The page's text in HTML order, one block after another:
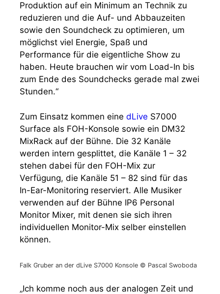
Produktion auf ein Minimum an Technik zu
reduzieren und die Auf- und Abbauzeiten
sowie den Soundcheck zu optimieren, um
möglichst viel Energie, Spaß und
Performance für die eigentliche Show zu
haben. Heute brauchen wir vom Load-In bis
zum Ende des Soundchecks gerade mal zwei
Stunden.“
Zum Einsatz kommen eine dLive S7000
Surface als FOH-Konsole sowie ein DM32
MixRack auf der Bühne. Die 32 Kanäle
werden intern gesplittet, die Kanäle 1 – 32
stehen dabei für den FOH-Mix zur
Verfügung, die Kanäle 51 – 82 sind für das
In-Ear-Monitoring reserviert. Alle Musiker
verwenden auf der Bühne IP6 Personal
Monitor Mixer, mit denen sie sich ihren
individuellen Monitor-Mix selber einstellen
können.
Falk Gruber an der dLive S7000 Konsole © Pascal Swoboda
„Ich komme noch aus der analogen Zeit und